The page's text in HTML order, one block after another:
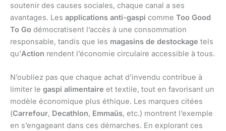
soutenir des causes sociales, chaque canal a ses
avantages. Les applications anti-gaspi comme Too Good
To Go démocratisent l’accès à une consommation
responsable, tandis que les magasins de destockage tels
qu’Action rendent l’économie circulaire accessible à tous.
N’oubliez pas que chaque achat d’invendu contribue à
limiter le gaspi alimentaire et textile, tout en favorisant un
modèle économique plus éthique. Les marques citées
(Carrefour, Decathlon, Emmaüs, etc.) montrent l’exemple
en s’engageant dans ces démarches. En explorant ces